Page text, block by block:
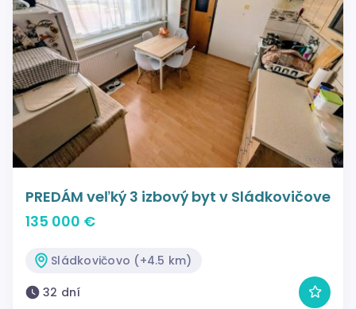
PREDÁM veľký 3 izbový byt v Sládkovičove
135 000 €
Sládkovičovo (+4.5 km)
32 dní